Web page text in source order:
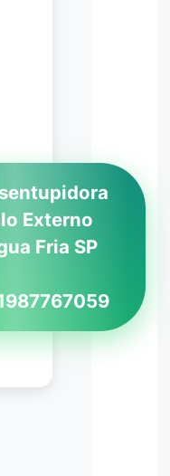
Externo
Fria SP